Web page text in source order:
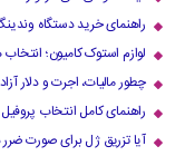
راهنمای خرید دستگاه
لوازم استوک کامیون؛
چطور مالیات، اجرت و دلار آزاد بر قیمت
راهنمای کامل انتخاب
آیا تزریق ژل برای صورت ضرر